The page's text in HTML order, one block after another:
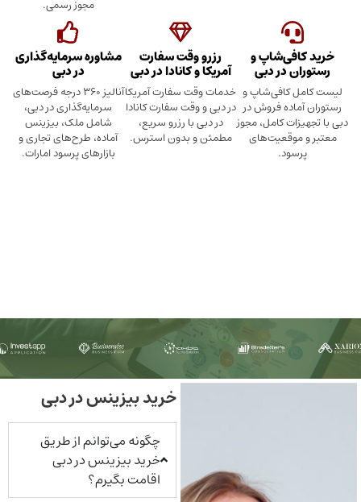
و
در دبی
و
فروش در
کامل، مجوز
رزرو وقت سفارت
آمریکا و کانادا در دبی
خدمات وقت سفارت آمریکا
در دبی و وقت سفارت کانادا
در دبی با رزرو سریع،
مطمئن و بدون استرس.
مشاوره سرمایه‌گذاری
در دبی
آنالیز ۳۶۰ درجه فرصت‌های
سرمایه‌گذاری در دبی،
شامل ملک، بیزینس
آماده، طرح‌های تجاری و
بازارهای پرسود امارات.
خرید بیزینس در دبی
چگونه می‌توانم از طریق
خرید بیزینس در دبی
اقامت بگیرم؟